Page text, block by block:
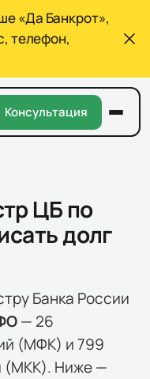
«Да Банкрот»,
телефон,
Консультация
ЦБ по
долг
Банка России
— 26
(МФК) и799
(МКК). Ниже —